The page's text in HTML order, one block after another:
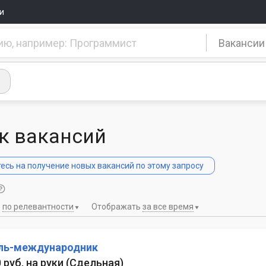
Вакансии
вакансий
на получение новых вакансий по этому запросу
по релевантности Отображать за все время
международник
руб. на руки (Сдельная)